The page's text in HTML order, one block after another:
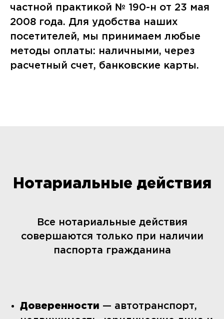
частной практикой № 190-н от 23 мая
2008 года. Для удобства наших
посетителей, мы принимаем любые
методы оплаты: наличными, через
расчетный счет, банковские карты.
Нотариальные действия
Все нотариальные действия
совершаются только при наличии
паспорта гражданина
Доверенности — автотранспорт,